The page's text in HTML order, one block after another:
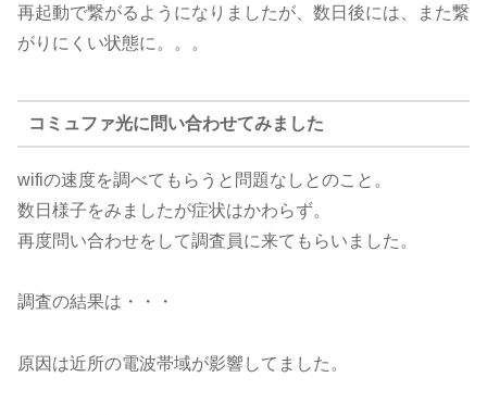
再起動で繋がるようになりましたが、数日後には、また繋
がりにくい状態に。。。
コミュファ光に問い合わせてみました
wifiの速度を調べてもらうと問題なしとのこと。
数日様子をみましたが症状はかわらず。
再度問い合わせをして調査員に来てもらいました。
調査の結果は・・・
原因は近所の電波帯域が影響してました。